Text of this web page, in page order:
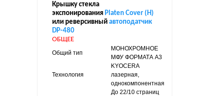
Крышку стекла
экспонирования Platen Cover (H)
или реверсивный автоподатчик
DP-480
ОБЩЕЕ
Общий тип
МОНОХРОМНОЕ
МФУ ФОРМАТА A3
Технология
KYOCERA
лазерная,
однокомпонентная
До 22/10 страниц